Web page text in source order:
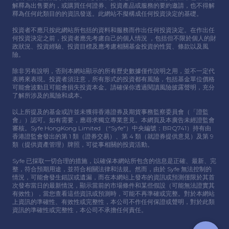
解釋為出售要約，或購買任何證券、投資產品或服務的要約邀請，也不得解
釋為任何此類⽬的的資訊發送。此網站不擬構成任何投資決定的基礎。
投資者不應只按此網站所包括的資料和服務⽽作出任何投資決定。在作出任
何投資決定之前，投資者應先考慮⾃⼰的個⼈情況 ，包括但不限於個⼈的財
政狀況、投資經驗、投資⽬標及應考慮相關基⾦投資的性質、條款以及風
險。
除非另有說明，否則本網站顯示的所有歷史數據僅作說明之⽤，並不⼀定代
表將來表現。投資者須注意，所有形式的投資都有風險，包括基⾦單位價格
可能會波動且可能會損失投資本⾦。請確保你透過閱讀風險披露聲明，充分
了解所涉及的風險和成本。
以上所提及的基⾦或許並未獲得香港證券及期貨事務監察委員會（「證監
會」）認可。如有需要，應尋求獨立專業意⾒。本網頁及本廣告未經證監會
審核。Syfe HongKong Limited （“Syfe"）中央編號：BRQ741）持有由
香港證監會發出的第 1 類（證券交易）、第 4 類（就證券提供意⾒）及第 9
類（提供資產管理）牌照，可從事相關的投資活動。
Syfe 已採取⼀切合理的措施，以確保本網站所包含的信息是正確、最新、完
整，符合預期⽤途，並符合相關法律和法規。然⽽，由於 Syfe 無法控制的
情況，可能會發⽣錯誤或遺漏，⽽在本網站上發布的資訊或預測僅限於其⾸
次發布當⽇的最新情況，顯示當前的市場條件和某些假設（可能無法證實其
有效性），當您查看這些資訊或預測時，可能不再準確或完整。對於本網站
上資訊的準確性、有效性或完整性，本公司不作任何保證或聲明，對於此類
資訊的準確性或完整性，本公司不承擔任何責任。